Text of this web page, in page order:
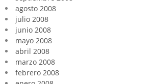
agosto 2008
julio 2008
junio 2008
mayo 2008
abril 2008
marzo 2008
febrero 2008